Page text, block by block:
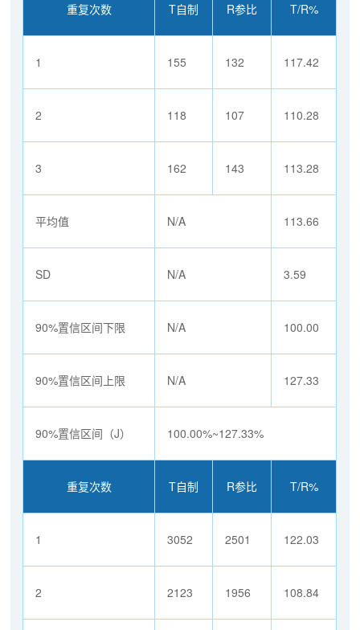
重复次数 T自制 R参比 T/R%
1 155 132 117.42
2 118 107 110.28
3 162 143 113.28
平均值 N/A 113.66
SD N/A 3.59
90%置信区间下限 N/A 100.00
90%置信区间上限 N/A 127.33
90%置信区间（J） 100.00%~127.33%
重复次数 T自制 R参比 T/R%
1 3052 2501 122.03
2 2123 1956 108.84